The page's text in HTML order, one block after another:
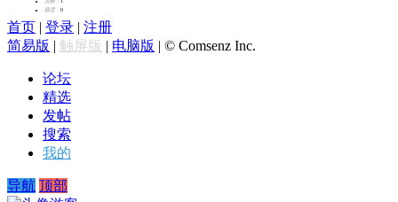
额度： 0
首页 | 登录 | 注册
简易版 | 触屏版 | 电脑版 | © Comsenz Inc.
论坛
精选
发帖
搜索
我的
导航 顶部